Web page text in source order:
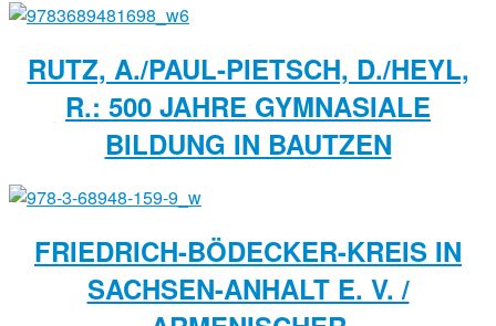
RUTZ, A./PAUL-PIETSCH, D./HEYL,
R.: 500 JAHRE GYMNASIALE
BILDUNG IN BAUTZEN
FRIEDRICH-BÖDECKER-KREIS IN
SACHSEN-ANHALT E. V. /